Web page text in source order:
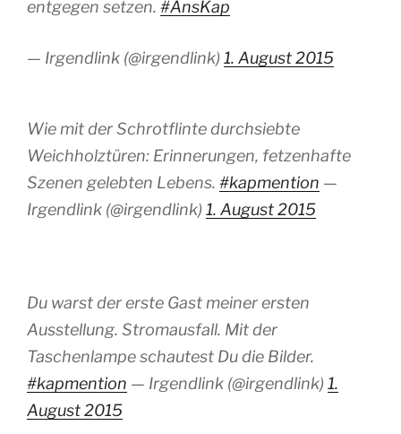
entgegen setzen. #AnsKap
— Irgendlink (@irgendlink) 1. August 2015
Wie mit der Schrotflinte durchsiebte
Weichholztüren: Erinnerungen, fetzenhafte
Szenen gelebten Lebens. #kapmention —
Irgendlink (@irgendlink) 1. August 2015
Du warst der erste Gast meiner ersten
Ausstellung. Stromausfall. Mit der
Taschenlampe schautest Du die Bilder.
#kapmention — Irgendlink (@irgendlink) 1.
August 2015